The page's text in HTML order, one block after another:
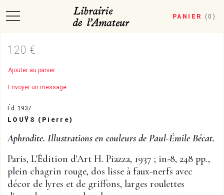
PANIER ( 0 )
120 €
Ajouter au panier
Envoyer un message
Éd. 1937
LOUŸS (Pierre)
Aphrodite. Illustrations en couleurs de Paul-Émile Bécat.
Paris, L'Édition d'Art H. Piazza, 1937 ; in-8, 248 pp.,
plein chagrin rouge, dos lisse à faux-nerfs avec
décor de lyres et de griffons, larges roulettes